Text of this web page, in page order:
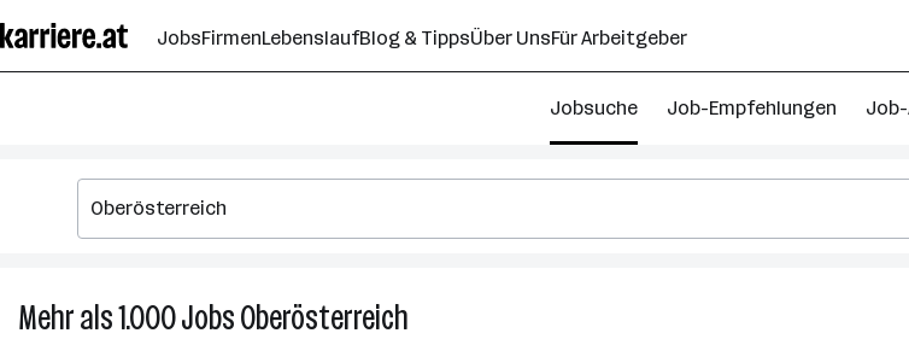
Seiteninhalt
springen
JobsFirmenLebenslaufBlog & TippsÜber UnsFür Arbeitgeber
Jobsuche Job-Empfehlungen
Mehr als 1.000JobsOberösterreich